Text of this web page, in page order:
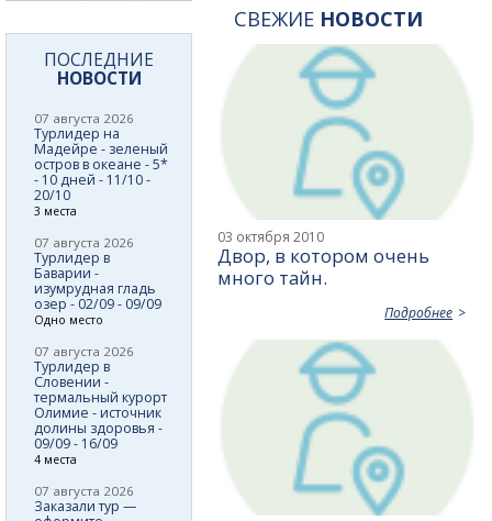
СВЕЖИЕ НОВОСТИ
03 октября 2010
Двор, в котором очень
много тайн.
Подробнее
ПОСЛЕДНИЕ
НОВОСТИ
07 августа 2026
Турлидер на
Мадейре - зеленый
остров в океане - 5*
- 10 дней - 11/10 -
20/10
3 места
07 августа 2026
Турлидер в
Баварии -
изумрудная гладь
озер - 02/09 - 09/09
Одно место
07 августа 2026
Турлидер в
Словении -
термальный курорт
Олимие - источник
долины здоровья -
09/09 - 16/09
4 места
07 августа 2026
Заказали тур —